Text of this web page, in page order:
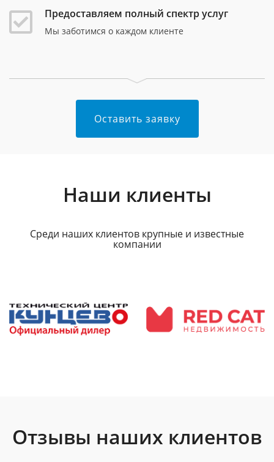
Предоставляем полный спектр услуг
Мы заботимся о каждом клиенте
Оставить заявку
Наши клиенты
Среди наших клиентов крупные и известные
компании
Отзывы наших клиентов